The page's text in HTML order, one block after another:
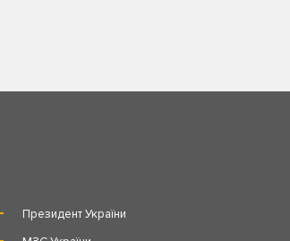
Президент України